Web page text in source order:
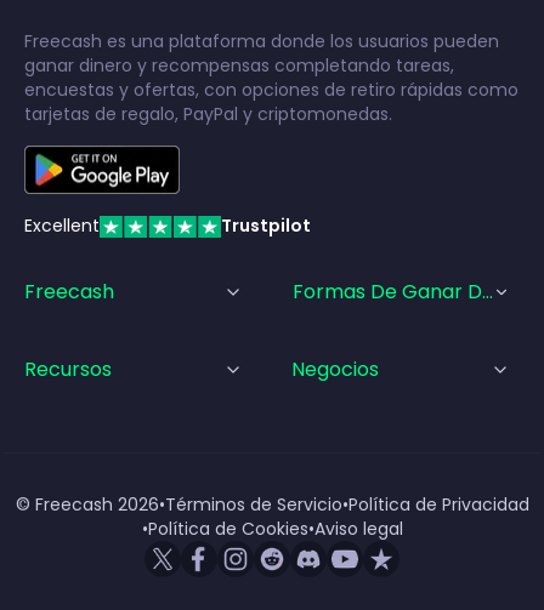
Freecash es una plataforma donde los usuarios pueden
ganar dinero y recompensas completando tareas,
encuestas y ofertas, con opciones de retiro rápidas como
tarjetas de regalo, PayPal y criptomonedas.
Excellent Trustpilot
Freecash Formas De Ganar Dinero
Recursos Negocios
© Freecash 2026•Términos de Servicio•Política de Privacidad
•Política de Cookies•Aviso legal